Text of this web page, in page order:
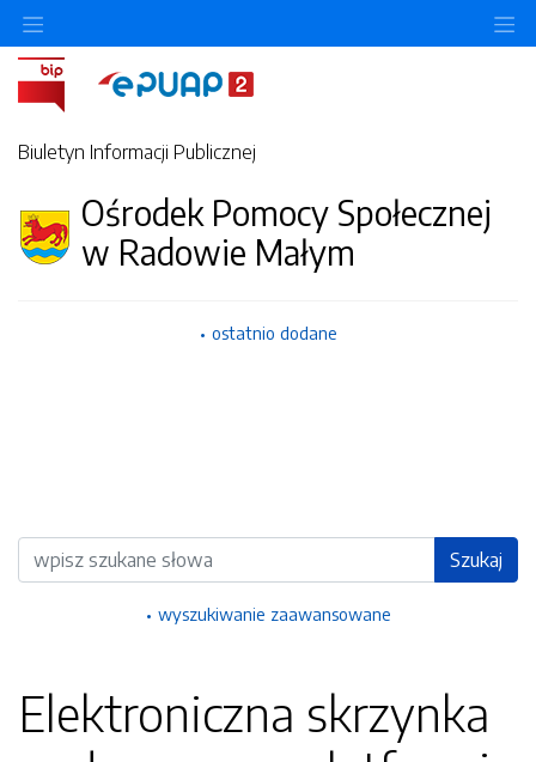
Biuletyn Informacji Publicznej
Ośrodek Pomocy Społecznej
w Radowie Małym
ostatnio dodane
Wyszukiwarka Szukaj
wyszukiwanie zaawansowane
Elektroniczna skrzynka